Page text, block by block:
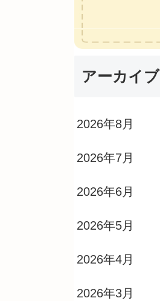
アーカイブ
2026年8月
2026年7月
2026年6月
2026年5月
2026年4月
2026年3月